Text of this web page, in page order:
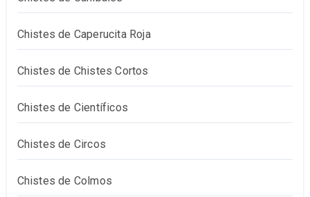
Chistes de Caperucita Roja
Chistes de Chistes Cortos
Chistes de Científicos
Chistes de Circos
Chistes de Colmos